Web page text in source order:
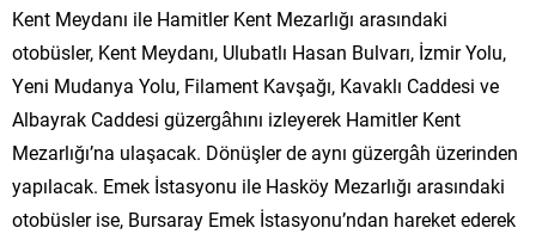
Kent Meydanı ile Hamitler Kent Mezarlığı arasındaki
otobüsler, Kent Meydanı, Ulubatlı Hasan Bulvarı, İzmir Yolu,
Yeni Mudanya Yolu, Filament Kavşağı, Kavaklı Caddesi ve
Albayrak Caddesi güzergâhını izleyerek Hamitler Kent
Mezarlığı’na ulaşacak. Dönüşler de aynı güzergâh üzerinden
yapılacak. Emek İstasyonu ile Hasköy Mezarlığı arasındaki
otobüsler ise, Bursaray Emek İstasyonu’ndan hareket ederek